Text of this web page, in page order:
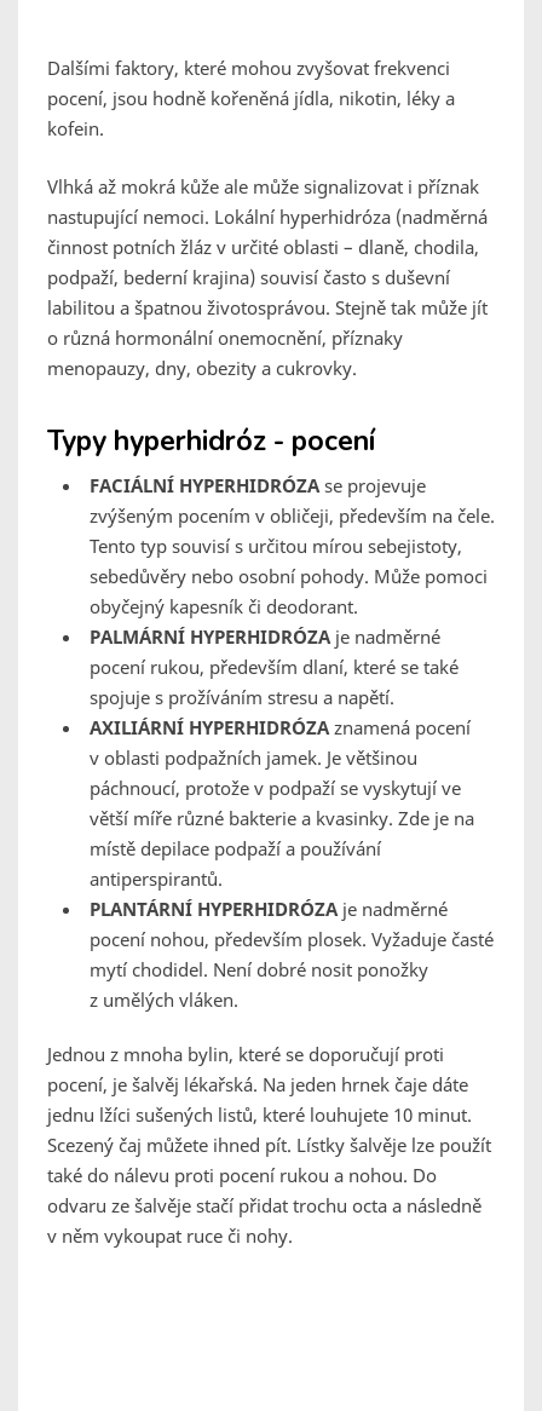
Dalšími faktory, které mohou zvyšovat frekvenci
pocení, jsou hodně kořeněná jídla, nikotin, léky a
kofein.
Vlhká až mokrá kůže ale může signalizovat i příznak
nastupující nemoci. Lokální hyperhidróza (nadměrná
činnost potních žláz v určité oblasti – dlaně, chodila,
podpaží, bederní krajina) souvisí často s duševní
labilitou a špatnou životosprávou. Stejně tak může jít
o různá hormonální onemocnění, příznaky
menopauzy, dny, obezity a cukrovky.
Typy hyperhidróz - pocení
FACIÁLNÍ HYPERHIDRÓZAse projevuje
zvýšeným pocením v obličeji, především na čele.
Tento typ souvisí s určitou mírou sebejistoty,
sebedůvěry nebo osobní pohody. Může pomoci
obyčejný kapesník či deodorant.
PALMÁRNÍ HYPERHIDRÓZAje nadměrné
pocení rukou, především dlaní, které se také
spojuje s prožíváním stresu a napětí.
AXILIÁRNÍ HYPERHIDRÓZAznamená pocení
v oblasti podpažních jamek. Je většinou
páchnoucí, protože v podpaží se vyskytují ve
větší míře různé bakterie a kvasinky. Zde je na
místě depilace podpaží a používání
antiperspirantů.
PLANTÁRNÍ HYPERHIDRÓZAje nadměrné
pocení nohou, především plosek. Vyžaduje časté
mytí chodidel. Není dobré nosit ponožky
z umělých vláken.
Jednou z mnoha bylin, které se doporučují proti
pocení, je šalvěj lékařská. Na jeden hrnek čaje dáte
jednu lžíci sušených listů, které louhujete 10 minut.
Scezený čaj můžete ihned pít. Lístky šalvěje lze použít
také do nálevu proti pocení rukou a nohou. Do
odvaru ze šalvěje stačí přidat trochu octa a následně
v něm vykoupat ruce či nohy.